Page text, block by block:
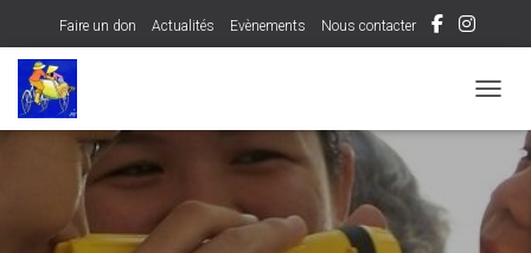
Faire un don Actualités Evènements Nous contacter